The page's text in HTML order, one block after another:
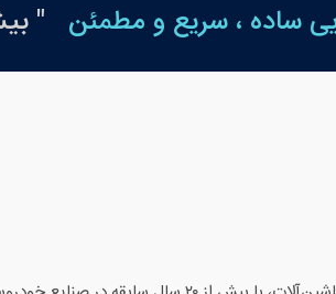
ساده ، سریع و مطمئن "